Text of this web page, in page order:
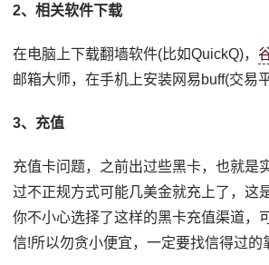
2、相关软件下载
在电脑上下载翻墙软件(比如QuickQ)，
邮箱大师，在手机上安装网易buff(交易
3、充值
充值卡问题，之前出过些黑卡，也就是
过不正规方式可能几美金就充上了，这
你不小心选择了这样的黑卡充值渠道，
信!所以勿贪小便宜，一定要找信得过的